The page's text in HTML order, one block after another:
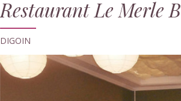
Restaurant Le Merle
DIGOIN